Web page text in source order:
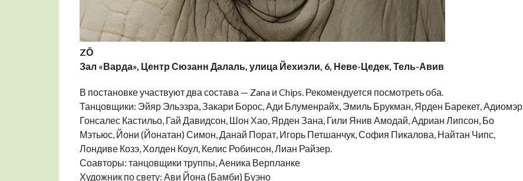
ZŌ
Зал «Варда», Центр Сюзанн Далаль, улица Йехиэли, 6, Неве-Цедек, Тель-Авив
В постановке участвуют два состава — Zana и Chips. Рекомендуется посмотреть оба.
Танцовщики: Эйяр Эльэзра, Закари Борос, Ади Блуменрайх, Эмиль Брукман, Ярден Барекет, Адиомэр
Гонсалес Кастильо, Гай Давидсон, Шон Хао, Ярден Зана, Гили Янив Амодай, Адриан Липсон, Бо
Мэтьюс, Йони (Йонатан) Симон, Данай Порат, Игорь Петшанчук, София Пикалова, Найтан Чипс,
Лондиве Козэ, Холден Коул, Келис Робинсон, Лиан Райзер.
Соавторы: танцовщики труппы, Аеника Верпланке
Художник по свету: Ави Йона (Бамби) Буэно